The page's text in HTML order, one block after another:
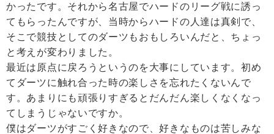
かったです。それから名古屋でハードのリーグ戦に誘っ
てもらったんですが、当時からハードの人達は真剣で、
そこで競技としてのダーツもおもしろいんだと、ちょっ
と考えが変わりました。
最近は原点に戻ろうというのを大事にしています。初め
てダーツに触れ合った時の楽しさを忘れたくないんで
す。あまりにも頑張りすぎるとだんだん楽しくなくなっ
てしまうじゃないですか。
僕はダーツがすごく好きなので、好きなものは苦しみな